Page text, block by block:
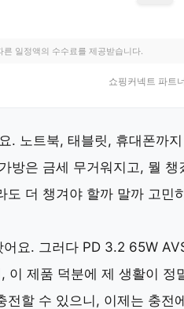
일정액의 수수료를 제공받습니다.
쇼핑커넥트 파트
. 노트북, 태블릿, 휴대폰까
방은 금세 무거워지고, 뭘 챙
도 더 챙겨야 할까 말까 고민
어요. 그러다 PD 3.2 65W
이 제품 덕분에 제 생활이 정
전할 수 있으니, 이제는 충전